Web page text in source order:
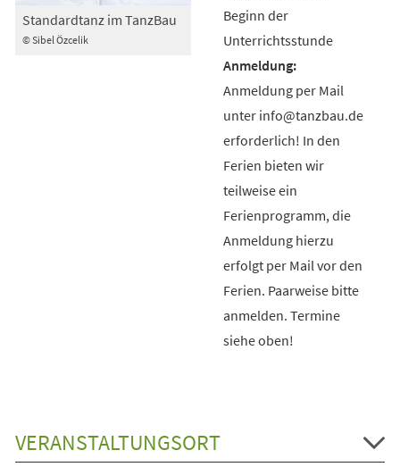
© Sibel Özcelik
Standardtanz im TanzBau
Beginn der
Unterrichtsstunde
Anmeldung per Mail
unter info@tanzbau.de
erforderlich! In den
Ferien bieten wir
teilweise ein
Ferienprogramm, die
Anmeldung hierzu
erfolgt per Mail vor den
Ferien. Paarweise bitte
anmelden. Termine
siehe oben!
VERANSTALTUNGSORT